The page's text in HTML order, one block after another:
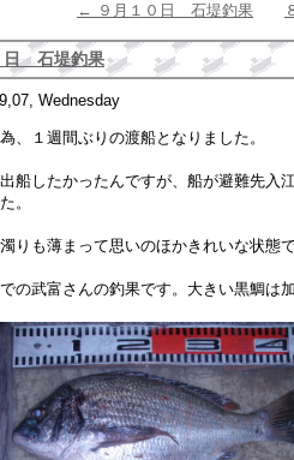
← ９月１０日 石堤釣果
日 石堤釣果
Wednesday
、１週間ぶりの渡船となりました。
船したかったんですが、船が避難先入
。
りも薄まって思いのほかきれいな状態で
の武富さんの釣果です。大きい黒鯛は